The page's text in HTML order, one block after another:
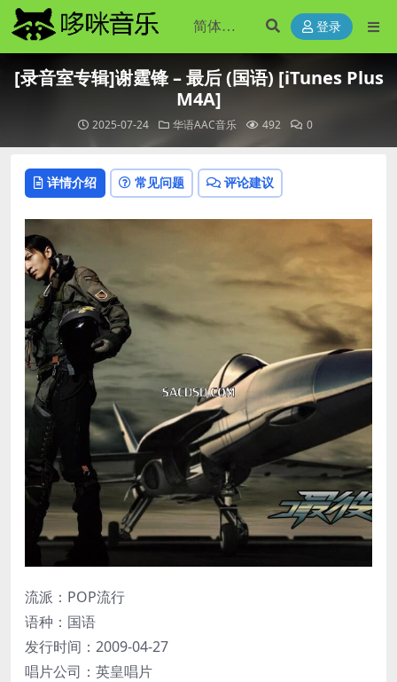
登录
[录音室专辑]谢霆锋 – 最后 (国语) [iTunes Plus
M4A]
2025-07-24 华语AAC音乐 492 0
详情介绍 常见问题 评论建议
流派：POP流行
语种：国语
发行时间：2009-04-27
唱片公司：英皇唱片